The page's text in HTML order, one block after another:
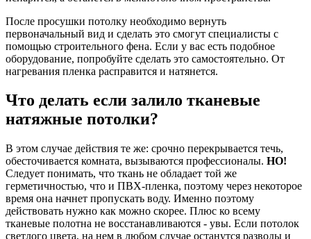
После просушки потолку необходимо вернуть
первоначальный вид и сделать это смогут специалисты с
помощью строительного фена. Если у вас есть подобное
оборудование, попробуйте сделать это самостоятельно. От
нагревания пленка расправится и натянется.
Что делать если залило тканевые
натяжные потолки?
В этом случае действия те же: срочно перекрывается течь,
обесточивается комната, вызываются профессионалы. НО!
Следует понимать, что ткань не обладает той же
герметичностью, что и ПВХ-пленка, поэтому через некоторое
время она начнет пропускать воду. Именно поэтому
действовать нужно как можно скорее. Плюс ко всему
тканевые полотна не восстанавливаются - увы. Если потолок
светлого цвета, на нем в любом случае останутся разводы и